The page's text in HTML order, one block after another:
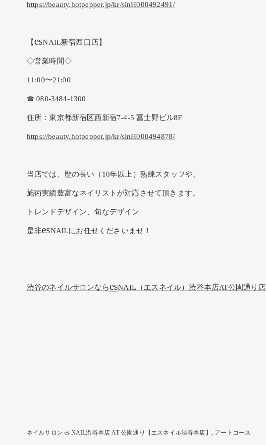
https://beauty.hotpepper.jp/kr/slnH000492491/
【esNAIL新宿西口店】
◇営業時間◇
11:00〜21:00
☎︎ 080-3484-1300
住所：東京都新宿区西新宿7-4-5 冨士野ビル8F
https://beauty.hotpepper.jp/kr/slnH000494878/
当店では、歴の長い（10年以上）熟練スタッフや、
施術実績豊富なネイリストが対応させて頂きます。
トレンドデザイン、旬なデザイン
是非esNAILにお任せくださいませ！
渋谷のネイルサロンならesNAIL（エスネイル）渋谷本店AT公園通り店
ネイルサロン es NAIL渋谷本店 AT 公園通り【エスネイル渋谷本店】 アートコース